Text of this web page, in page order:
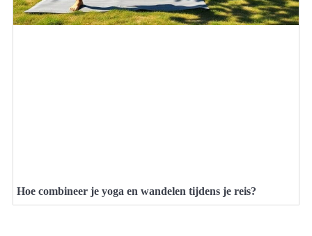
Hoe combineer je yoga en wandelen tijdens je reis?